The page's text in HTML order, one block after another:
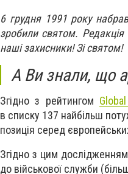
6 грудня 1991 року
зробили святом. Редакція
наші захисники! Зі святом!
А Ви знали, що
Згідно з рейтингом
в списку 137 найбільш
позиція серед
Згідно з цим
до військової служби